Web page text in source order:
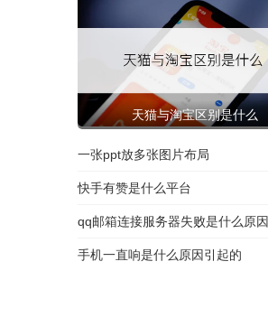
天猫与淘宝区别是什么
一张ppt放多张图片布局
快手有赞是什么平台
qq邮箱连接服务器失败是什么原因
手机一直响是什么原因引起的